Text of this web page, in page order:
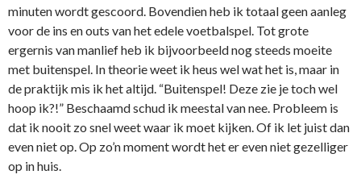
minuten wordt gescoord. Bovendien heb ik totaal geen aanleg
voor de ins en outs van het edele voetbalspel. Tot grote
ergernis van manlief heb ik bijvoorbeeld nog steeds moeite
met buitenspel. In theorie weet ik heus wel wat het is, maar in
de praktijk mis ik het altijd. “Buitenspel! Deze zie je toch wel
hoop ik?!” Beschaamd schud ik meestal van nee. Probleem is
dat ik nooit zo snel weet waar ik moet kijken. Of ik let juist dan
even niet op. Op zo’n moment wordt het er even niet gezelliger
op in huis.